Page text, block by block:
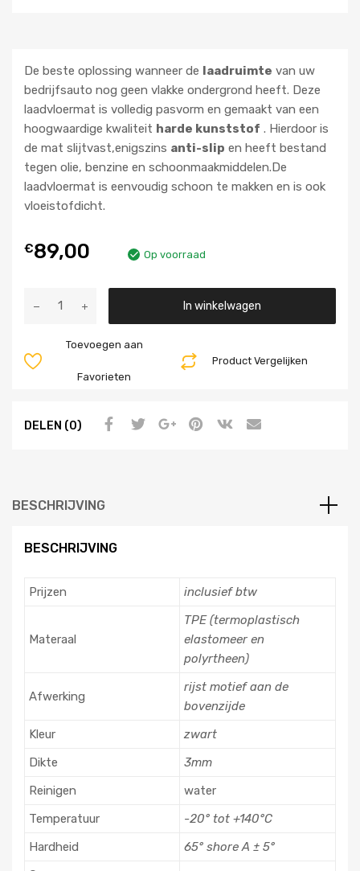
De beste oplossing wanneer de laadruimte van uw
bedrijfsauto nog geen vlakke ondergrond heeft. Deze
laadvloermat is volledig pasvorm en gemaakt van een
hoogwaardige kwaliteit harde kunststof . Hierdoor is
de mat slijtvast,enigszins anti-slip en heeft bestand
tegen olie, benzine en schoonmaakmiddelen.De
laadvloermat is eenvoudig schoon te makken en is ook
vloeistofdicht.
€89,00 Op voorraad
In winkelwagen
Product Vergelijken
Toevoegen aan
Favorieten
DELEN (0)
BESCHRIJVING
BESCHRIJVING
Prijzen inclusief btw
Materaal
TPE (termoplastisch
elastomeer en
polyrtheen)
Afwerking
rijst motief aan de
bovenzijde
Kleur
zwart
Dikte
3mm
Reinigen
water
Temperatuur
-20° tot +140°C
Hardheid
65° shore A ± 5°